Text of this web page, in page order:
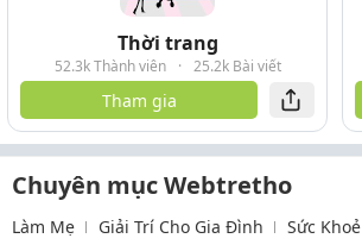
Thời trang
52.3k Thành viên · 25.2k Bài viết
Tham gia
Chuyên mục Webtretho
Làm Mẹ Giải Trí Cho Gia Đình Sức Khoẻ